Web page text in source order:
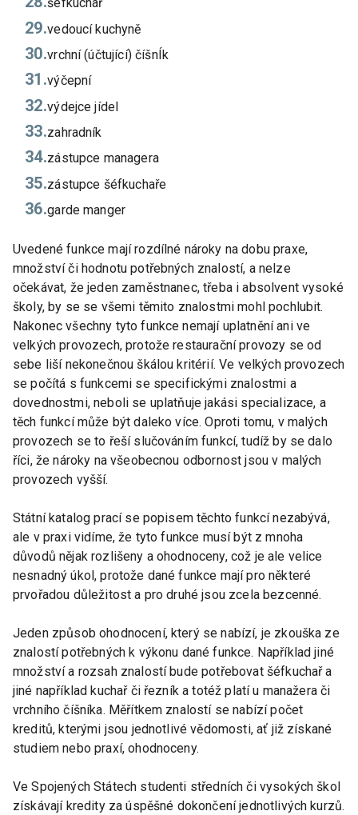
vedoucí kuchyně
vrchní (účtující) číšnÍk
výčepní
výdejce jídel
zahradník
zástupce managera
zástupce šéfkuchaře
garde manger
Uvedené funkce mají rozdílné nároky na dobu praxe,
množství či hodnotu potřebných znalostí, a nelze
očekávat, že jeden zaměstnanec, třeba i absolvent vysoké
školy, by se se všemi těmito znalostmi mohl pochlubit.
Nakonec všechny tyto funkce nemají uplatnění ani ve
velkých provozech, protože restaurační provozy se od
sebe liší nekonečnou škálou kritérií. Ve velkých provozech
se počítá s funkcemi se specifickými znalostmi a
dovednostmi, neboli se uplatňuje jakási specializace, a
těch funkcí může být daleko více. Oproti tomu, v malých
provozech se to řeší slučováním funkcí, tudíž by se dalo
říci, že nároky na všeobecnou odbornost jsou v malých
provozech vyšší.
Státní katalog prací se popisem těchto funkcí nezabývá,
ale v praxi vidíme, že tyto funkce musí být z mnoha
důvodů nějak rozlišeny a ohodnoceny, což je ale velice
nesnadný úkol, protože dané funkce mají pro některé
prvořadou důležitost a pro druhé jsou zcela bezcenné.
Jeden způsob ohodnocení, který se nabízí, je zkouška ze
znalostí potřebných k výkonu dané funkce. Například jiné
množství a rozsah znalostí bude potřebovat šéfkuchař a
jiné například kuchař či řezník a totéž platí u manažera či
vrchního číšníka. Měřítkem znalostí se nabízí počet
kreditů, kterými jsou jednotlivé vědomosti, ať již získané
studiem nebo praxí, ohodnoceny.
Ve Spojených Státech studenti středních či vysokých škol
získávají kredity za úspěšné dokončení jednotlivých kurzů.